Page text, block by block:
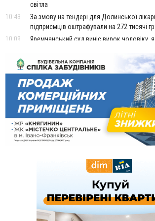
світла
10:43
За змову на тендері для Долинської
підприємців оштрафували на 272 тисячі
10:09
Яремчанський суд виніс вирок чоловіку,
09:53
В урочищі біля Галича археологи
вагову гирку XII–XIII століть
09:39
У Франківську медики провели серію
на аорті
Вчора
22:22 ФОТО У Богородчанах на "зебрі" водій
хлопчика з велосипедом
Загальна площа всіх книгарень України -
На "зебрі" у Франківську два
Прикарпаття серед лідерів за
рекордсмен за зростанням цін на житло
ВІДЕО Де безпечно купатися на
У Франківську дружина загиблого воїна